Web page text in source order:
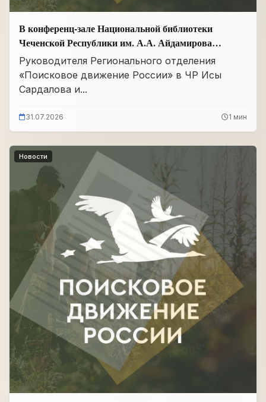
В конференц-зале Национальной библиотеки
Чеченской Республики им. А.А. Айдамирова
прошло заседание
Руководителя Регионального отделения
«Поисковое движение России» в ЧР Исы
Сардалова и...
31.07.2026 1 мин
Новости